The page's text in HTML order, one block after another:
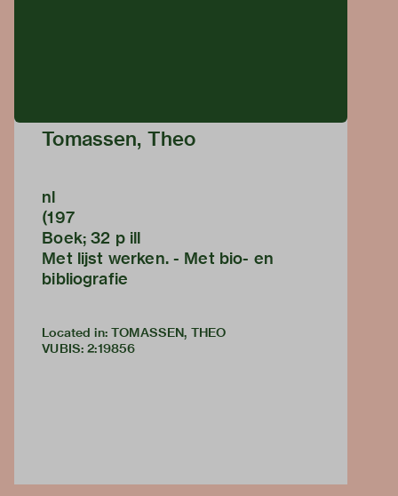
Tomassen, Theo
nl
(197
Boek; 32 p ill
Met lijst werken. - Met bio- en
bibliografie
Located in: TOMASSEN, THEO
VUBIS: 2:19856